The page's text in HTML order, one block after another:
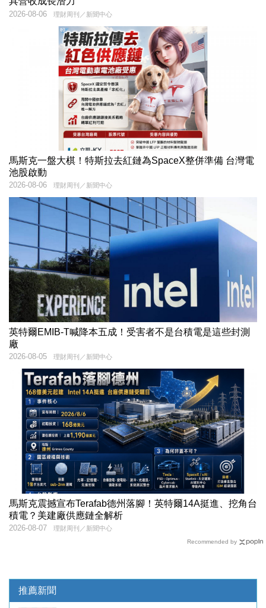
理財周刊／新聞中心
2026-08-06
馬斯克一盤大棋！特斯拉去紅鏈為SpaceX整併準備 台灣電
池股啟動
理財周刊／新聞中心
2026-08-06
英特爾EMIB-T喊降本五成！受害者不是台積電是這些封測
廠
理財周刊／新聞中心
2026-08-05
馬斯克震撼宣布Terafab德州落腳！英特爾14A挺進、挖角台
積電？美建廠供應鏈全解析
理財周刊／新聞中心
2026-08-07
Recommended by
推薦新聞